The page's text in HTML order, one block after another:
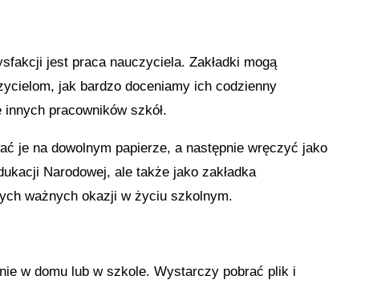
jest praca nauczyciela. Zakładki mogą
jak bardzo doceniamy ich codzienny
pracowników szkół.
je na dowolnym papierze, a następnie wręczyć jako
Narodowej, ale także jako zakładka
ważnych okazji w życiu szkolnym.
w domu lub w szkole. Wystarczy pobrać plik i